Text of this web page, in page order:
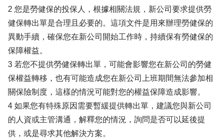
2 您是勞健保的投保人，根據相關法規，新公司要求提供勞
健保轉出單是合理且必要的。這項文件是用來辦理勞健保的
異動手續，確保您在新公司開始工作時，持續保有勞健保的
保障權益。
3 若您不提供勞健保轉出單，可能會影響您在新公司的勞健
保權益轉移，也有可能造成您在新公司上班期間無法參加相
關保險制度，這樣的情況可能對您的權益保障造成影響。
4 如果您有特殊原因需要暫緩提供轉出單，建議您與新公司
的人資或主管溝通，解釋您的情況，詢問是否可以延後提
供，或是尋求其他解決方案。